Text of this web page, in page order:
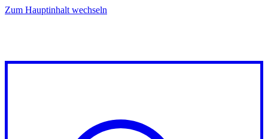
Zum Hauptinhalt wechseln